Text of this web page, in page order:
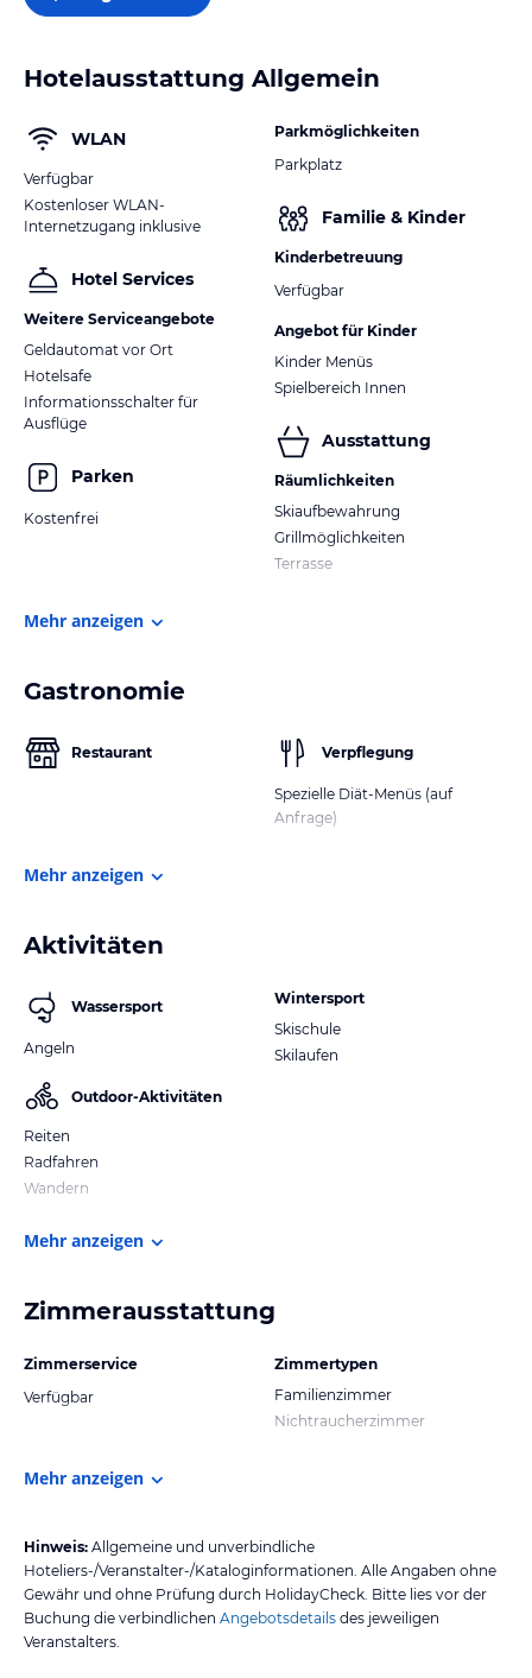
Hotelausstattung Allgemein
WLAN
Verfügbar
Kostenloser WLAN-
Internetzugang inklusive
Hotel Services
Weitere Serviceangebote
Geldautomat vor Ort
Hotelsafe
Informationsschalter für
Ausflüge
Parken
Kostenfrei
Parkmöglichkeiten
Parkplatz
Familie & Kinder
Kinderbetreuung
Verfügbar
Angebot für Kinder
Kinder Menüs
Spielbereich Innen
Ausstattung
Räumlichkeiten
Skiaufbewahrung
Grillmöglichkeiten
Terrasse
Mehr anzeigen
Gastronomie
Restaurant Verpflegung
Spezielle Diät-Menüs (auf
Anfrage)
Mehr anzeigen
Aktivitäten
Wassersport
Angeln
Outdoor-Aktivitäten
Reiten
Radfahren
Wandern
Wintersport
Skischule
Skilaufen
Mehr anzeigen
Zimmerausstattung
Zimmerservice
Verfügbar
Zimmertypen
Familienzimmer
Nichtraucherzimmer
Mehr anzeigen
Hinweis: Allgemeine und unverbindliche
Hoteliers-/Veranstalter-/Kataloginformationen. Alle Angaben ohne
Gewähr und ohne Prüfung durch HolidayCheck. Bitte lies vor der
Buchung die verbindlichen Angebotsdetails des jeweiligen
Veranstalters.